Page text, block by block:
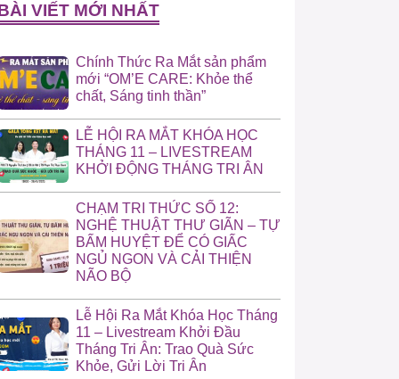
VIẾT MỚI NHẤT
Chính Thức Ra Mắt sản phẩm
mới “OM’E CARE: Khỏe thể
chất, Sáng tinh thần”
LỄ HỘI RA MẮT KHÓA HỌC
THÁNG 11 – LIVESTREAM
KHỞI ĐỘNG THÁNG TRI ÂN
CHẠM TRI THỨC SỐ 12:
NGHỆ THUẬT THƯ GIÃN – TỰ
BẤM HUYỆT ĐỂ CÓ GIẤC
NGỦ NGON VÀ CẢI THIỆN
NÃO BỘ
Lễ Hội Ra Mắt Khóa Học Tháng
11 – Livestream Khởi Đầu
Tháng Tri Ân: Trao Quà Sức
Khỏe, Gửi Lời Tri Ân